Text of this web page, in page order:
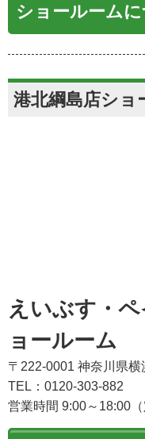
ショールーム
港北綱島店シ
えいぶす・
ョールーム
〒222-0001 神奈川県
TEL：0120-303-882
営業時間 9:00～18:00（